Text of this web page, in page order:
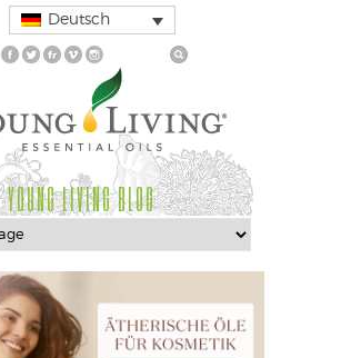
Deutsch
YOUNG LIVING BLOG